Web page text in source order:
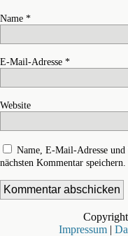
Name *
E-Mail-Adresse *
Website
Name, E-Mail-Adresse
nächsten Kommentar speichern.
Impressum |